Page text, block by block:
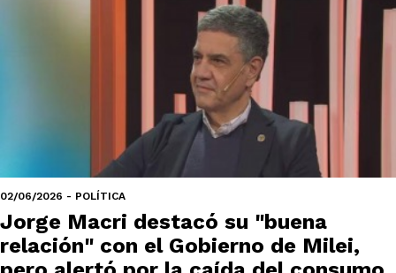
02/06/2026 - POLÍTICA
Jorge Macri destacó su "buena
relación" con el Gobierno de Milei,